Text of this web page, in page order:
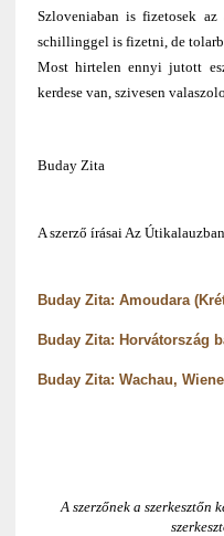
Szloveniaban is fizetosek az
schillinggel is fizetni, de
Most hirtelen ennyi jutott
kerdese van, szivesen
Buday Zita
A szerző írásai Az Útikalauzban
Buday Zita: Amoudara
Buday Zita: Horvátország
Buday Zita: Wachau,
A szerzőnek a